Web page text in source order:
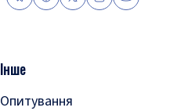
Інше
Опитування